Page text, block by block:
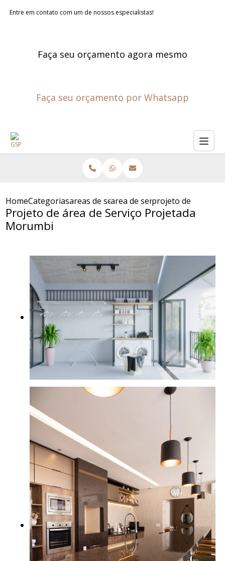
Entre em contato com um de nossos especialistas!
Faça seu orçamento agora mesmo
Faça seu orçamento por Whatsapp
HomeCategoriasareas de servico planejadas
area de servico planejada
projeto de area
Projeto de área de Serviço Projetada
Morumbi